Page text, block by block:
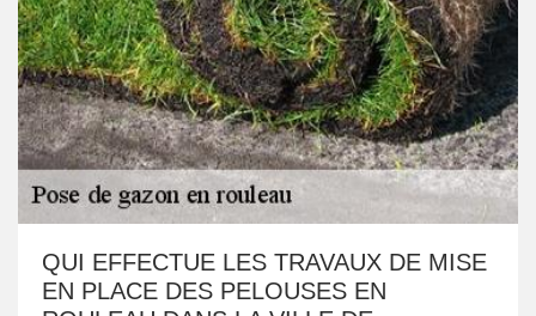
QUI EFFECTUE LES TRAVAUX DE MISE
EN PLACE DES PELOUSES EN